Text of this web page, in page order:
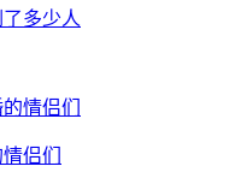
多少人
侣们